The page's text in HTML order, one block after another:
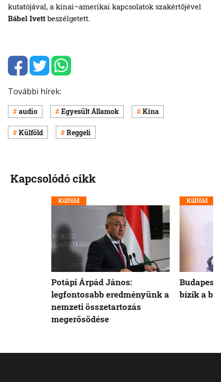
kutatójával, a kínai–amerikai kapcsolatok szakértőjével
Bábel Ivett beszélgetett.
További hírek:
audio Egyesült Államok Kína
Külföld Reggeli
Kapcsolódó cikk
Külföld
Potápi Árpád János:
legfontosabb eredményünk a
nemzeti összetartozás
megerősödése
Külföld
Budapest
bízik a